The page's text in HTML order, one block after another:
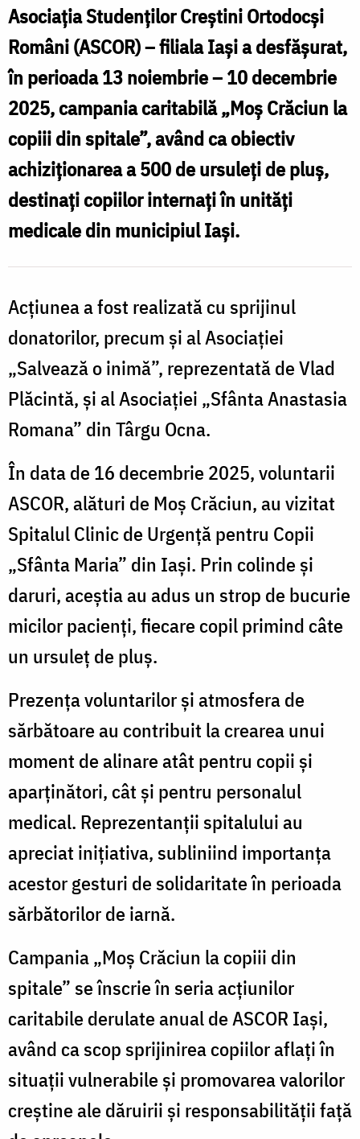
copiii
din
spitale”
–
campanie
caritabilă
desfășurată
de
ASCOR
Iași
Asociația Studenților Creștini Ortodocși
Români (ASCOR) – filiala Iași a desfășurat,
în perioada 13 noiembrie – 10 decembrie
2025, campania caritabilă „Moș Crăciun la
copiii din spitale”, având ca obiectiv
achiziționarea a 500 de ursuleți de pluș,
destinați copiilor internați în unități
medicale din municipiul Iași.
Acțiunea a fost realizată cu sprijinul
donatorilor, precum și al Asociației
„Salvează o inimă”, reprezentată de Vlad
Plăcintă, și al Asociației „Sfânta Anastasia
Romana” din Târgu Ocna.
În data de 16 decembrie 2025, voluntarii
ASCOR, alături de Moș Crăciun, au vizitat
Spitalul Clinic de Urgență pentru Copii
„Sfânta Maria” din Iași. Prin colinde și
daruri, aceștia au adus un strop de bucurie
micilor pacienți, fiecare copil primind câte
un ursuleț de pluș.
Prezența voluntarilor și atmosfera de
sărbătoare au contribuit la crearea unui
moment de alinare atât pentru copii și
aparținători, cât și pentru personalul
medical. Reprezentanții spitalului au
apreciat inițiativa, subliniind importanța
acestor gesturi de solidaritate în perioada
sărbătorilor de iarnă.
Campania „Moș Crăciun la copiii din
spitale” se înscrie în seria acțiunilor
caritabile derulate anual de ASCOR Iași,
având ca scop sprijinirea copiilor aflați în
situații vulnerabile și promovarea valorilor
creștine ale dăruirii și responsabilității față